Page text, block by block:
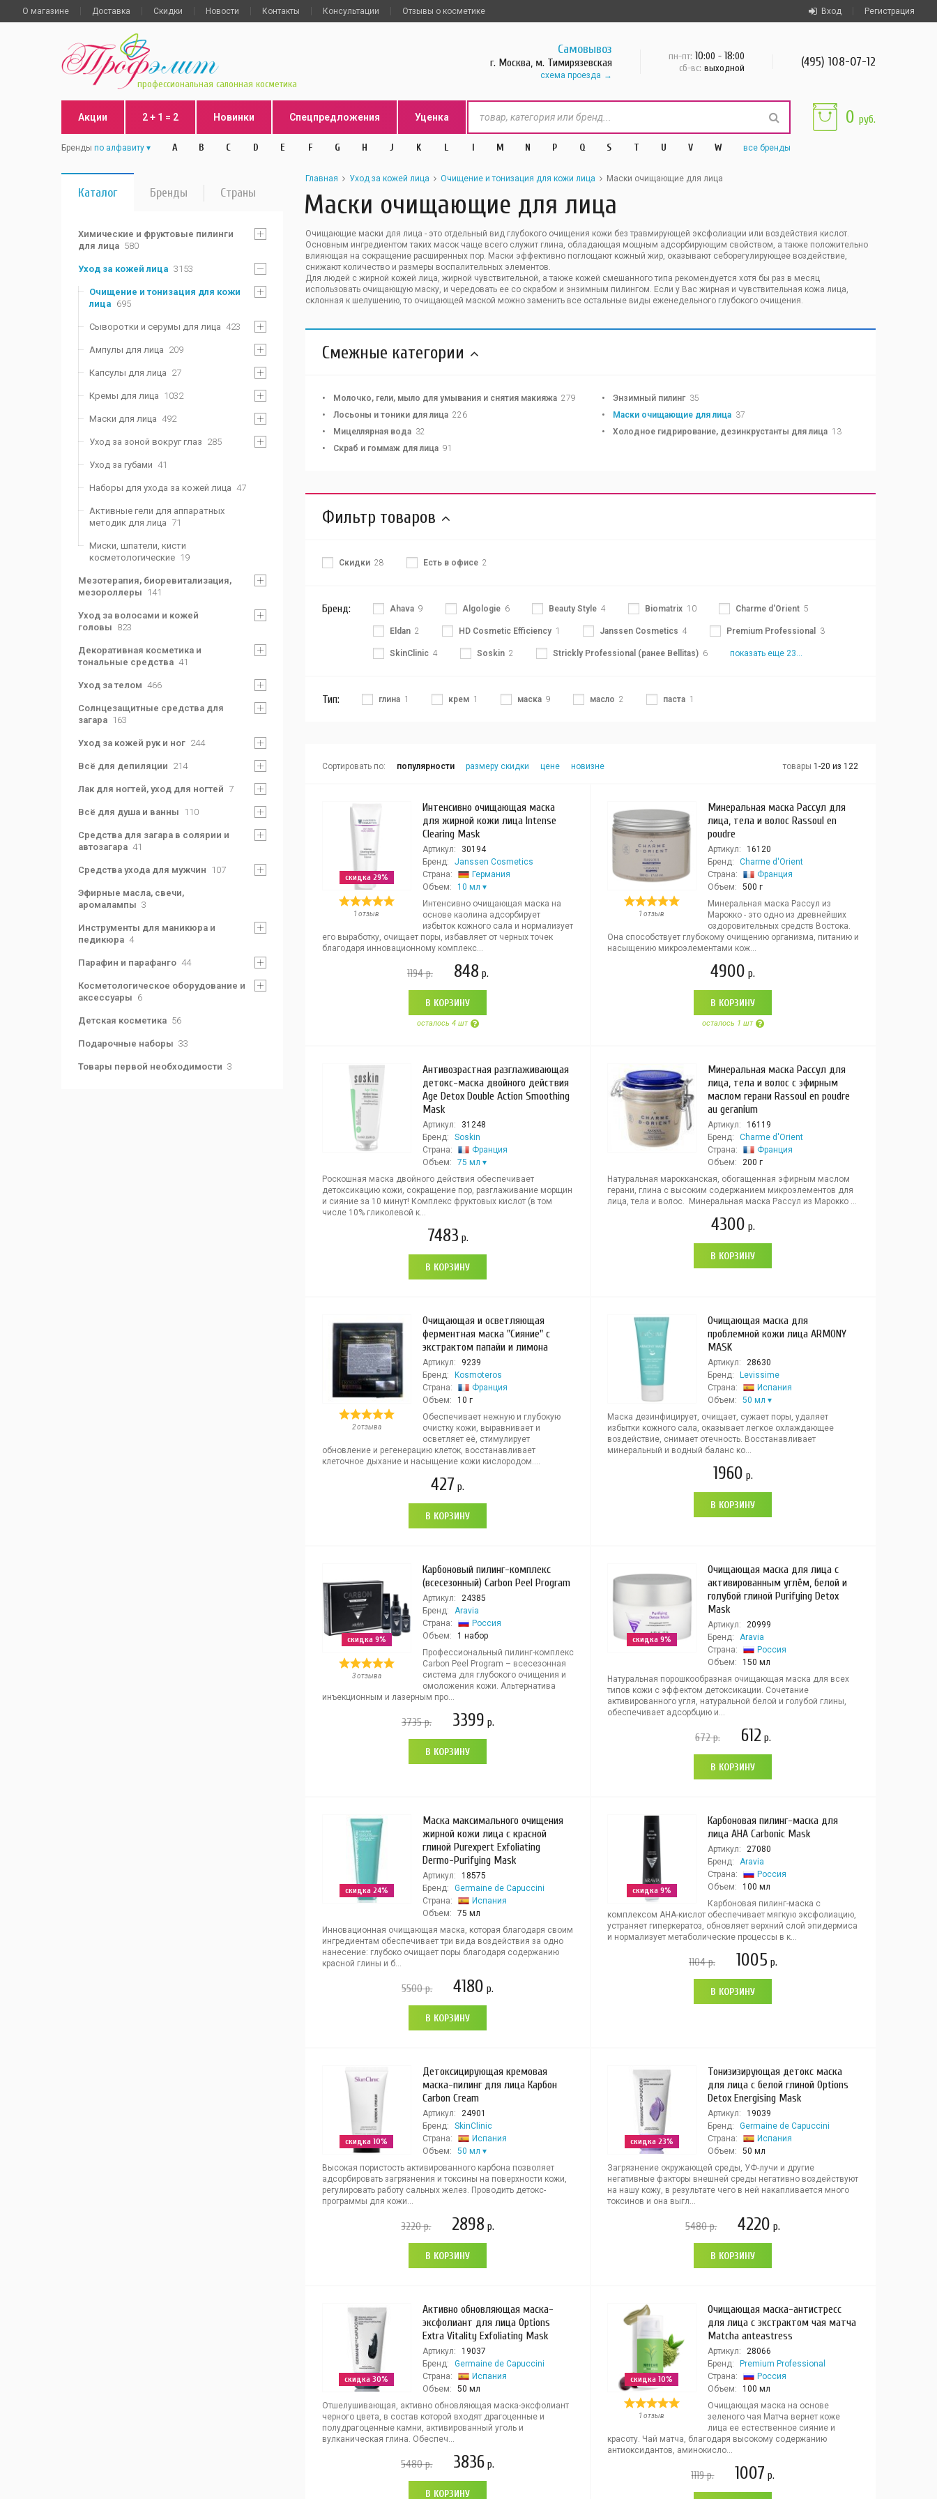
Вход Регистрация
О магазине Доставка Скидки Новости Контакты Консультации Отзывы о косметике
профессиональная салонная косметика
Самовывоз
г. Москва, м. Тимирязевская
схема проезда
пн-пт: 10:00 - 18:00
сб-вс: выходной (495) 108-07-12
Акции 2 + 1 = 2 Новинки Спецпредложения Уценка
Бренды по алфавиту A B C D E F G H J K L l M N P Q S T U V W все бренды
0 руб.
Каталог Бренды Страны
Химические и фруктовые пилинги
для лица 580
Уход за кожей лица 3153
Очищение и тонизация для кожи
лица 695
Сыворотки и серумы для лица 423
Ампулы для лица 209
Капсулы для лица 27
Кремы для лица 1032
Маски для лица 492
Уход за зоной вокруг глаз 285
Уход за губами 41
Наборы для ухода за кожей лица 47
Активные гели для аппаратных
методик для лица 71
Миски, шпатели, кисти
косметологические 19
Мезотерапия, биоревитализация,
мезороллеры 141
Уход за волосами и кожей
головы 823
Декоративная косметика и
тональные средства 41
Уход за телом 466
Солнцезащитные средства для
загара 163
Уход за кожей рук и ног 244
Всё для депиляции 214
Лак для ногтей, уход для ногтей 7
Всё для душа и ванны 110
Средства для загара в солярии и
автозагара 41
Средства ухода для мужчин 107
Эфирные масла, свечи,
аромалампы 3
Инструменты для маникюра и
педикюра 4
Парафин и парафанго 44
Косметологическое оборудование и
аксессуары 6
Детская косметика 56
Подарочные наборы 33
Товары первой необходимости 3
Главная Уход за кожей лица Очищение и тонизация для кожи лица Маски очищающие для лица
Маски очищающие для лица
Очищающие маски для лица - это отдельный вид глубокого очищения кожи без травмирующей эксфолиации или воздействия кислот.
Основным ингредиентом таких масок чаще всего служит глина, обладающая мощным адсорбирующим свойством, а также положительно
влияющая на сокращение расширенных пор. Маски эффективно поглощают кожный жир, оказывают себорегулирующее воздействие,
снижают количество и размеры воспалительных элементов.
Для людей с жирной кожей лица, жирной чувствительной, а также кожей смешанного типа рекомендуется хотя бы раз в месяц
использовать очищающую маску, и чередовать ее со скрабом и энзимным пилингом. Если у Вас жирная и чувствительная кожа лица,
склонная к шелушению, то очищающей маской можно заменить все остальные виды еженедельного глубокого очищения.
Смежные категории
Молочко, гели, мыло для умывания и снятия макияжа 279
Лосьоны и тоники для лица 226
Мицеллярная вода 32
Скраб и гоммаж для лица 91
Энзимный пилинг 35
Маски очищающие для лица 37
Холодное гидрирование, дезинкрустанты для лица 13
Фильтр товаров
Скидки 28 Есть в офисе 2
Бренд: Ahava 9 Algologie 6 Beauty Style 4 Biomatrix 10 Charme d'Orient 5
Eldan 2 HD Cosmetic Efficiency 1 Janssen Cosmetics 4 Premium Professional 3
SkinClinic 4 Soskin 2 Strickly Professional (ранее Bellitas) 6 показать еще 23...
Тип: глина 1 крем 1 маска 9 масло 2 паста 1
Сортировать по: популярности размеру скидки цене новизне товары 1-20 из 122
скидка 29%
1 отзыв
Интенсивно очищающая маска
для жирной кожи лица Intense
Clearing Mask
Артикул:
30194
Бренд:
Janssen Cosmetics
Страна:
Германия
Объем:
10 мл
Интенсивно очищающая маска на
основе каолина адсорбирует
избыток кожного сала и нормализует
его выработку, очищает поры, избавляет от черных точек
благодаря инновационному комплекс...
1194р. 848 р.
В КОРЗИНУ
осталось 4 шт
1 отзыв
Минеральная маска Рассул для
лица, тела и волос Rassoul en
poudre
Артикул:
16120
Бренд:
Charme d'Orient
Страна:
Франция
Объем:
500 г
Минеральная маска Рассул из
Марокко - это одно из древнейших
оздоровительных средств Востока.
Она способствует глубокому очищению организма, питанию и
насыщению микроэлементами кож...
4900 р.
В КОРЗИНУ
осталось 1 шт
Антивозрастная разглаживающая
детокс-маска двойного действия
Age Detox Double Action Smoothing
Mask
Артикул:
31248
Бренд:
Soskin
Страна:
Франция
Объем:
75 мл
Роскошная маска двойного действия обеспечивает
детоксикацию кожи, сокращение пор, разглаживание морщин
и сияние за 10 минут! Комплекс фруктовых кислот (в том
числе 10% гликолевой к...
7483 р.
В КОРЗИНУ
Минеральная маска Рассул для
лица, тела и волос с эфирным
маслом герани Rassoul en poudre
au geranium
Артикул:
16119
Бренд:
Charme d'Orient
Страна:
Франция
Объем:
200 г
Натуральная марокканская, обогащенная эфирным маслом
герани, глина с высоким содержанием микроэлементов для
лица, тела и волос. Минеральная маска Рассул из Марокко ...
4300 р.
В КОРЗИНУ
2 отзыва
Очищающая и осветляющая
ферментная маска "Сияние" с
экстрактом папайи и лимона
Артикул:
9239
Бренд:
Kosmoteros
Страна:
Франция
Объем:
10 г
Обеспечивает нежную и глубокую
очистку кожи, выравнивает и
осветляет её, стимулирует
обновление и регенерацию клеток, восстанавливает
клеточное дыхание и насыщение кожи кислородом....
427 р.
В КОРЗИНУ
Очищающая маска для
проблемной кожи лица ARMONY
MASK
Артикул:
28630
Бренд:
Levissime
Страна:
Испания
Объем:
50 мл
Маска дезинфицирует, очищает, сужает поры, удаляет
избытки кожного сала, оказывает легкое охлаждающее
воздействие, снимает отечность. Восстанавливает
минеральный и водный баланс ко...
1960 р.
В КОРЗИНУ
скидка 9%
3 отзыва
Карбоновый пилинг-комплекс
(всесезонный) Carbon Peel Program
Артикул:
24385
Бренд:
Aravia
Страна:
Россия
Объем:
1 набор
Профессиональный пилинг-комплекс
Carbon Peel Program – всесезонная
система для глубокого очищения и
омоложения кожи. Альтернатива
инъекционным и лазерным про...
3735р. 3399 р.
В КОРЗИНУ
скидка 9%
Очищающая маска для лица с
активированным углём, белой и
голубой глиной Purifying Detox
Mask
Артикул:
20999
Бренд:
Aravia
Страна:
Россия
Объем:
150 мл
Натуральная порошкообразная очищающая маска для всех
типов кожи с эффектом детоксикации. Сочетание
активированного угля, натуральной белой и голубой глины,
обеспечивает адсорбцию и...
672р. 612 р.
В КОРЗИНУ
скидка 24%
Маска максимального очищения
жирной кожи лица с красной
глиной Purexpert Exfoliating
Dermo-Purifying Mask
Артикул:
18575
Бренд:
Germaine de Capuccini
Страна:
Испания
Объем:
75 мл
Инновационная очищающая маска, которая благодаря своим
ингредиентам обеспечивает три вида воздействия за одно
нанесение: глубоко очищает поры благодаря содержанию
красной глины и б...
5500р. 4180 р.
В КОРЗИНУ
скидка 9%
Карбоновая пилинг-маска для
лица AHA Carbonic Mask
Артикул:
27080
Бренд:
Aravia
Страна:
Россия
Объем:
100 мл
Карбоновая пилинг-маска с
комплексом AHA-кислот обеспечивает мягкую эксфолиацию,
устраняет гиперкератоз, обновляет верхний слой эпидермиса
и нормализует метаболические процессы в к...
1104р. 1005 р.
В КОРЗИНУ
скидка 10%
Детоксицирующая кремовая
маска-пилинг для лица Карбон
Carbon Cream
Артикул:
24901
Бренд:
SkinClinic
Страна:
Испания
Объем:
50 мл
Высокая пористость активированного карбона позволяет
адсорбировать загрязнения и токсины на поверхности кожи,
регулировать работу сальных желез. Проводить детокс-
программы для кожи...
3220р. 2898 р.
В КОРЗИНУ
скидка 23%
Тонизизирующая детокс маска
для лица с белой глиной Options
Detox Energising Mask
Артикул:
19039
Бренд:
Germaine de Capuccini
Страна:
Испания
Объем:
50 мл
Загрязнение окружающей среды, УФ-лучи и другие
негативные факторы внешней среды негативно воздействуют
на нашу кожу, в результате чего в ней накапливается много
токсинов и она выгл...
5480р. 4220 р.
В КОРЗИНУ
скидка 30%
Активно обновляющая маска-
эксфолиант для лица Options
Extra Vitality Exfoliating Mask
Артикул:
19037
Бренд:
Germaine de Capuccini
Страна:
Испания
Объем:
50 мл
Отшелушивающая, активно обновляющая маска-эксфолиант
черного цвета, в состав которой входят драгоценные и
полудрагоценные камни, активированный уголь и
вулканическая глина. Обеспеч...
5480р. 3836 р.
В КОРЗИНУ
скидка 10%
1 отзыв
Очищающая маска-антистресс
для лица с экстрактом чая матча
Matcha anteastress
Артикул:
28066
Бренд:
Premium Professional
Страна:
Россия
Объем:
100 мл
Очищающая маска на основе
зеленого чая Матча вернет коже
лица ее естественное сияние и
красоту. Чай матча, благодаря высокому содержанию
антиоксидантов, аминокисло...
1119р. 1007 р.